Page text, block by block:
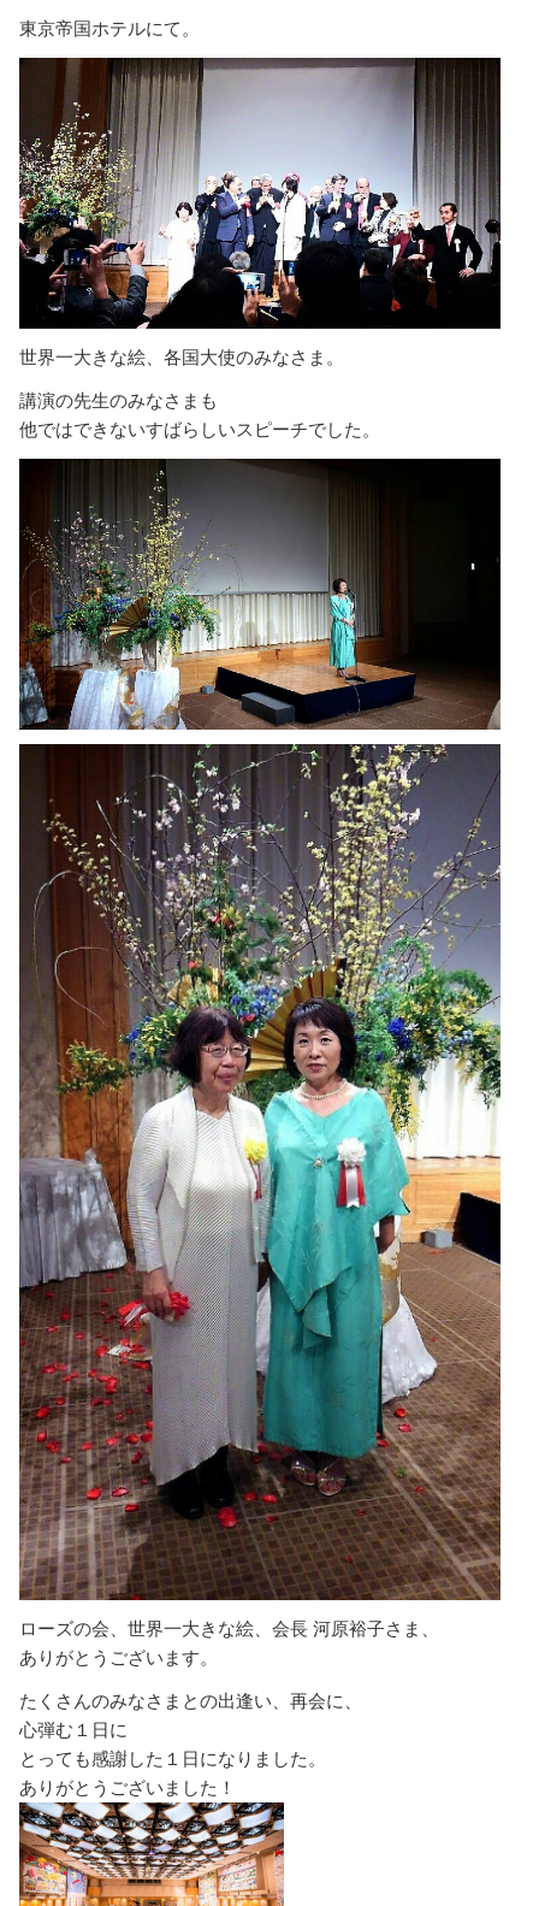
東京帝国ホテルにて。
世界一大きな絵、各国大使のみなさま。
講演の先生のみなさまも
他ではできないすばらしいスピーチでした。
ローズの会、世界一大きな絵、会長 河原裕子さま、
ありがとうございます。
たくさんのみなさまとの出逢い、再会に、
心弾む１日に
とっても感謝した１日になりました。
ありがとうございました！